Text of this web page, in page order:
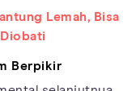
Lemah, Bisa
Berpikir